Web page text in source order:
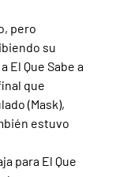
pero
su
El Que Sabe a
que
(Mask),
estuvo
para El Que